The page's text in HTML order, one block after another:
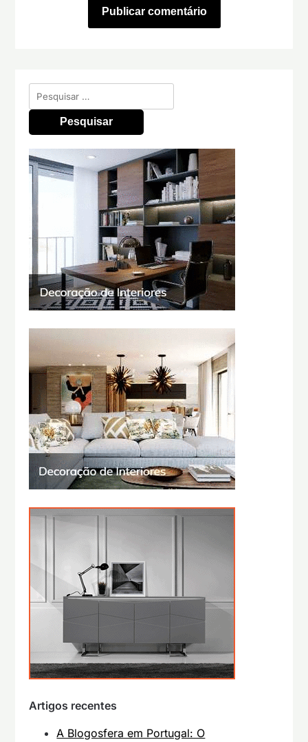
Pesquisar
por:
Artigos recentes
A Blogosfera em Portugal: O